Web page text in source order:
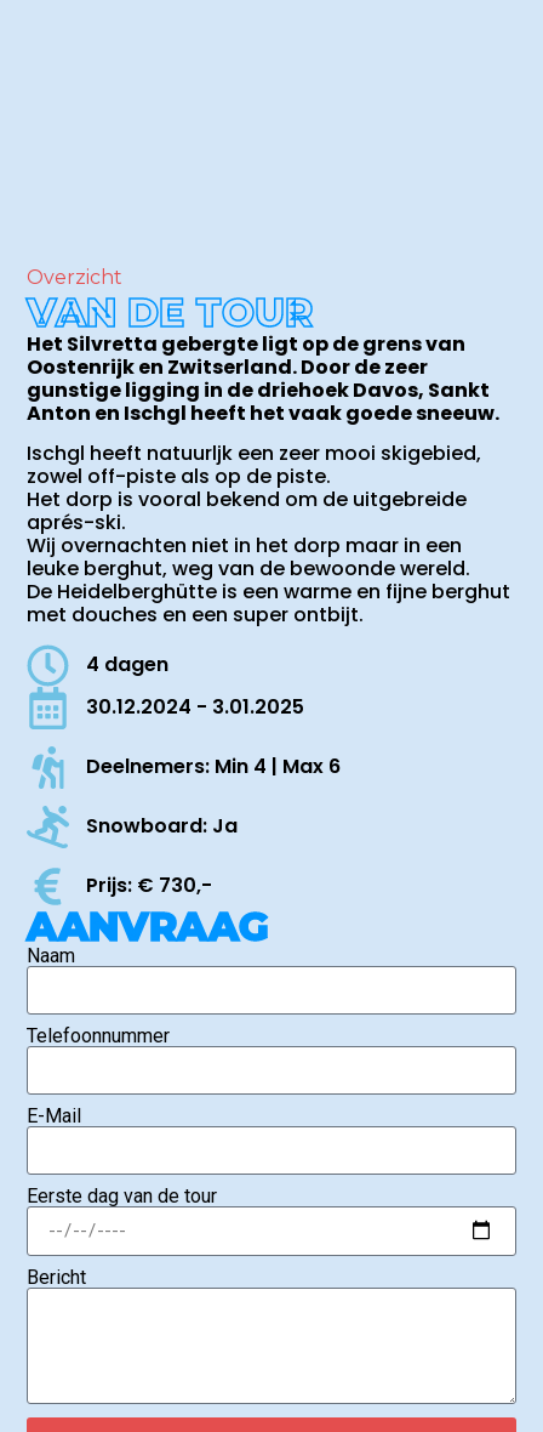
Overzicht
VAN DE TOUR
Het Silvretta gebergte ligt op de grens van
Oostenrijk en Zwitserland. Door de zeer
gunstige ligging in de driehoek Davos, Sankt
Anton en Ischgl heeft het vaak goede sneeuw.
Ischgl heeft natuurljk een zeer mooi skigebied,
zowel off-piste als op de piste.
Het dorp is vooral bekend om de uitgebreide
aprés-ski.
Wij overnachten niet in het dorp maar in een
leuke berghut, weg van de bewoonde wereld.
De Heidelberghütte is een warme en fijne berghut
met douches en een super ontbijt.
4 dagen
30.12.2024 - 3.01.2025
Deelnemers: Min 4 | Max 6
Snowboard: Ja
Prijs: € 730,-
AANVRAAG
Naam
Telefoonnummer
E-Mail
Eerste dag van de tour
Bericht